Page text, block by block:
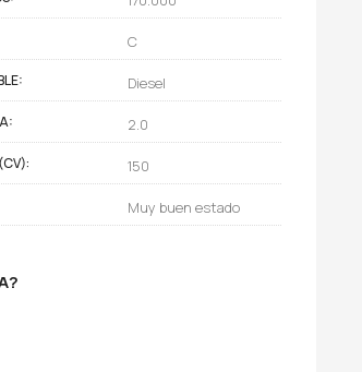
C
Diesel
2.0
150
Muy buen estado